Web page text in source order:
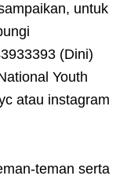
untuk
(Dini)
Youth
atau instagram
teman serta